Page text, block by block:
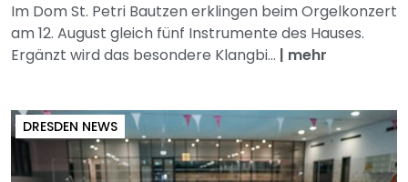
Im Dom St. Petri Bautzen erklingen beim Orgelkonzert
am 12. August gleich fünf Instrumente des Hauses.
Ergänzt wird das besondere Klangbi... | mehr
DRESDEN NEWS